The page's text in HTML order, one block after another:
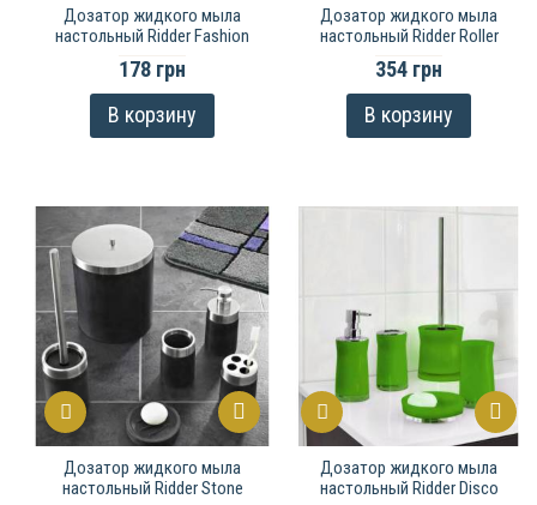
Дозатор жидкого мыла
настольный Ridder Fashion
178 грн
В корзину
Дозатор жидкого мыла
настольный Ridder Roller
354 грн
В корзину
Дозатор жидкого мыла
настольный Ridder Stone
Дозатор жидкого мыла
настольный Ridder Disco